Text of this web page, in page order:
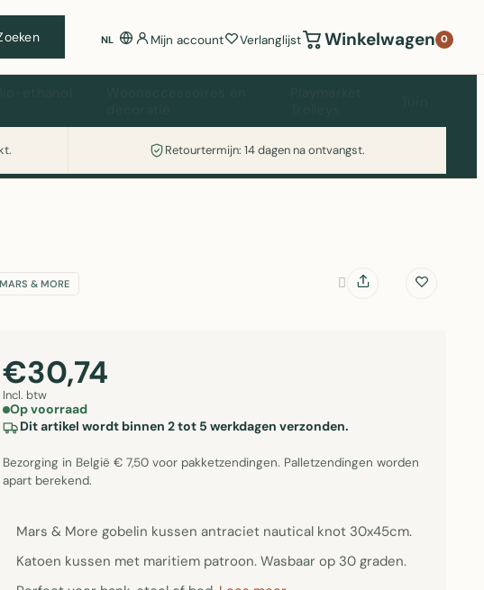
NL Mijn account Verlanglijst Winkelwagen 0
Retourtermijn: 14 dagen na ontvangst.
MARS & MORE
€30,74
Incl. btw
Op voorraad
Dit artikel wordt binnen 2 tot 5 werkdagen verzonden.
Bezorging in België € 7,50 voor pakketzendingen. Palletzendingen worden
apart berekend.
Mars & More gobelin kussen antraciet nautical knot 30x45cm.
Katoen kussen met maritiem patroon. Wasbaar op 30 graden.